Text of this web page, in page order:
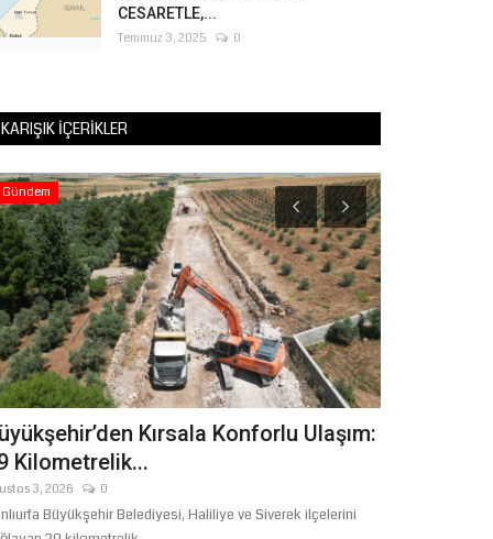
CESARETLE,...
Temmuz 3, 2025 0
KARIŞIK İÇERIKLER
Gündem
Kırsala Konforlu Ulaşım:
Kilometrelik...
3, 2026 0
Büyükşehir Belediyesi, Haliliye ve Siverek ilçelerini